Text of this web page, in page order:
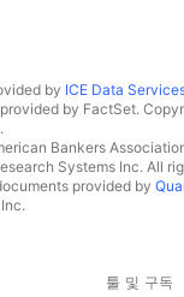
by ICE Data
by FactSet.
Bankers
Systems Inc. All
provided by
툴 및 구독